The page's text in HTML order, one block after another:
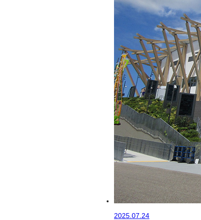
2025.07.24